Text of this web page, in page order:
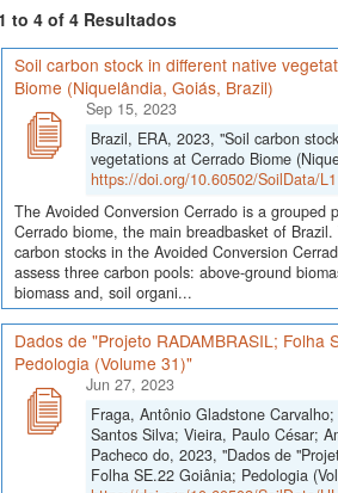
to 4 of 4 Resultados
Soil carbon stock in different native
Biome (Niquelândia, Goiás, Brazil)
Sep 15, 2023
Brazil, ERA, 2023, "Soil carbon
vegetations at Cerrado Biome
https://doi.org/10.60502/SoilData/
The Avoided Conversion Cerrado is a grouped
Cerrado biome, the main breadbasket of
carbon stocks in the Avoided Conversion
assess three carbon pools: above-ground
biomass and, soil organi...
Dados de "Projeto RADAMBRASIL; Folha
Pedologia (Volume 31)"
Jun 27, 2023
Fraga, Antônio Gladstone
Santos Silva; Vieira, Paulo César;
Pacheco do, 2023, "Dados de
Folha SE.22 Goiânia; Pedologia